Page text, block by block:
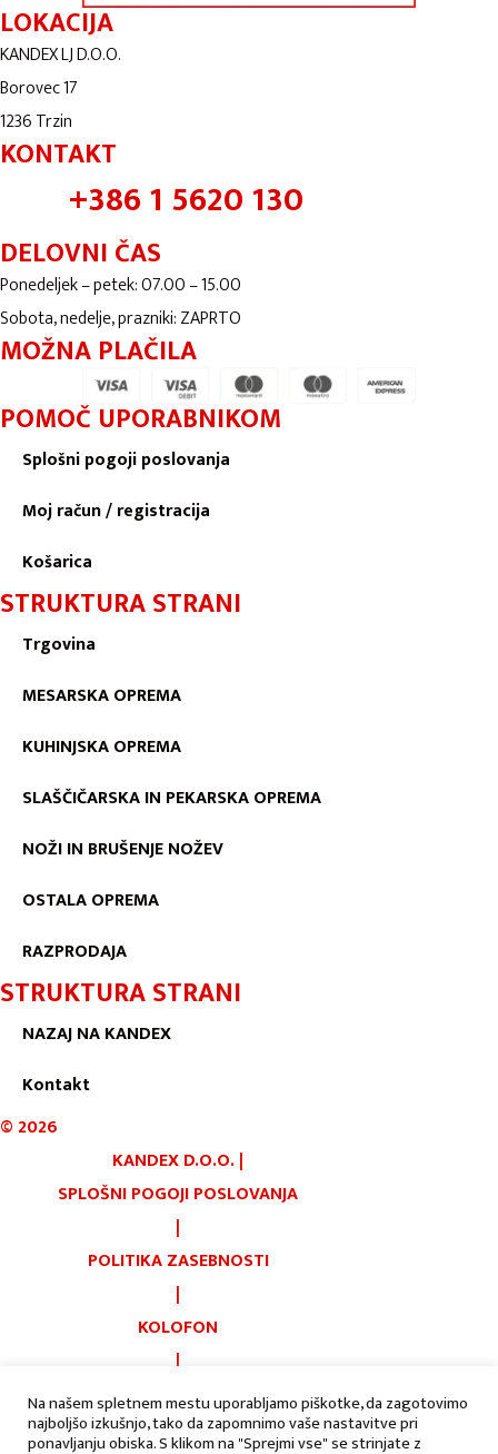
LOKACIJA
KANDEX LJ D.O.O.
Borovec 17
1236 Trzin
KONTAKT
+386 1 5620 130
DELOVNI ČAS
Ponedeljek – petek: 07.00 – 15.00
Sobota, nedelje, prazniki: ZAPRTO
MOŽNA PLAČILA
POMOČ UPORABNIKOM
Splošni pogoji poslovanja
Moj račun / registracija
Košarica
STRUKTURA STRANI
Trgovina
MESARSKA OPREMA
KUHINJSKA OPREMA
SLAŠČIČARSKA IN PEKARSKA OPREMA
NOŽI IN BRUŠENJE NOŽEV
OSTALA OPREMA
RAZPRODAJA
STRUKTURA STRANI
NAZAJ NA KANDEX
Kontakt
©2026
KANDEX D.O.O.|
SPLOŠNI POGOJI POSLOVANJA
|
POLITIKA ZASEBNOSTI
|
KOLOFON
|
PIŠKOTKI
AVTORJI:
Na našem spletnem mestu uporabljamo piškotke, da zagotovimo
najboljšo izkušnjo, tako da zapomnimo vaše nastavitve pri
ponavljanju obiska. S klikom na "Sprejmi vse" se strinjate z